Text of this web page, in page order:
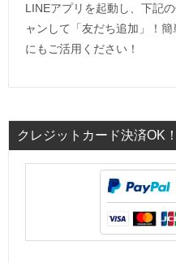
LINEアプリを起動し、下記
ャンして「友だち追加」！
にもご活用ください！
クレジットカード決済OK！